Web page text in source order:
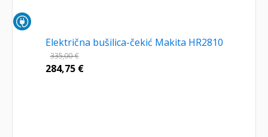
Električna bušilica-čekić Makita HR2810
335,00€
284,75 €